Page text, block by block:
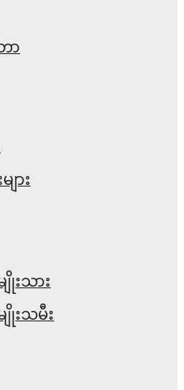
ာ
ား
းသား
းသမီး